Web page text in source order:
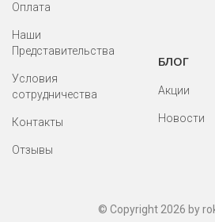
Оплата
Наши
Представительства
Условия
сотрудничества
Контакты
Отзывы
БЛОГ
Акции
Новости
© Copyright 2026 by